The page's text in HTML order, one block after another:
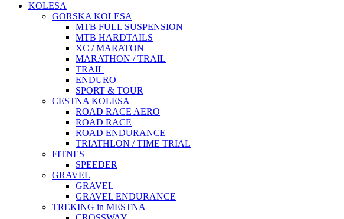
KOLESA
GORSKA KOLESA
MTB FULL SUSPENSION
MTB HARDTAILS
XC / MARATON
MARATHON / TRAIL
TRAIL
ENDURO
SPORT & TOUR
CESTNA KOLESA
ROAD RACE AERO
ROAD RACE
ROAD ENDURANCE
TRIATHLON / TIME TRIAL
FITNES
SPEEDER
GRAVEL
GRAVEL
GRAVEL ENDURANCE
TREKING in MESTNA